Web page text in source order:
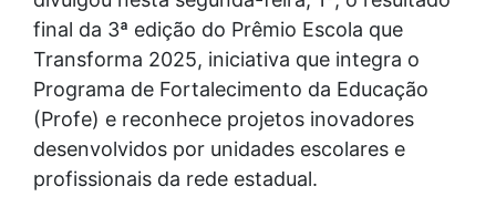
final da 3ª edição do Prêmio Escola que
Transforma 2025, iniciativa que integra o
Programa de Fortalecimento da Educação
(Profe) e reconhece projetos inovadores
desenvolvidos por unidades escolares e
profissionais da rede estadual.